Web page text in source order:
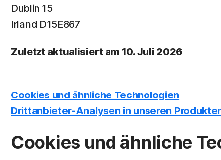
Dublin 15
Irland D15E867
Zuletzt aktualisiert am 10. Juli 2026
Cookies und ähnliche Technologien
Drittanbieter-Analysen in unseren
Cookies und ähnliche